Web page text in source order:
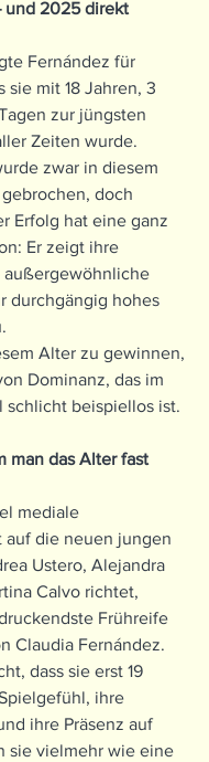
und 2025 direkt
Fernández für
sie mit 18 Jahren, 3
zur jüngsten
Zeiten wurde.
zwar in diesem
doch
Erfolg hat eine ganz
Er zeigt ihre
außergewöhnliche
durchgängig hohes
Alter zu gewinnen,
Dominanz, das im
schlicht beispiellos ist.
man das Alter fast
mediale
auf die neuen jungen
Ustero, Alejandra
Calvo richtet,
Frühreife
Claudia Fernández.
dass sie erst 19
ihre
ihre Präsenz auf
sie vielmehr wie eine